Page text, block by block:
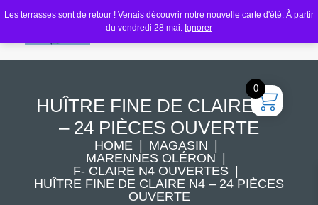
Les terrasses sont de retour ! Venais découvrir notre nouvelle carte d'été. À partir
du vendredi 28 mai. Ignorer
HUÎTRE FINE DE CLAIRE N4
– 24 PIÈCES OUVERTE
HOME
MAGASIN
MARENNES OLÉRON
F- CLAIRE N4 OUVERTES
HUÎTRE FINE DE CLAIRE N4 – 24 PIÈCES
OUVERTE
0